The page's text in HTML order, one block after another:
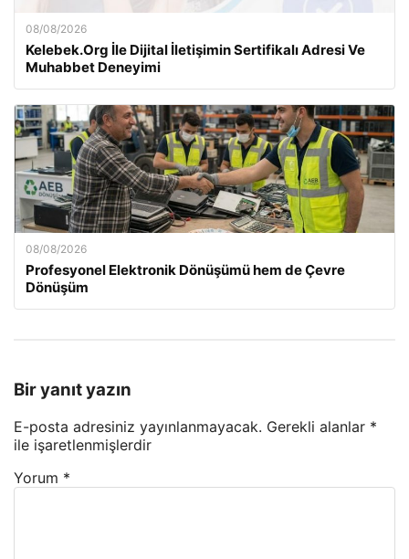
08/08/2026
Kelebek.Org İle Dijital İletişimin Sertifikalı Adresi Ve
Muhabbet Deneyimi
08/08/2026
Profesyonel Elektronik Dönüşümü hem de Çevre
Dönüşüm
Bir yanıt yazın
E-posta adresiniz yayınlanmayacak. Gerekli alanlar *
ile işaretlenmişlerdir
Yorum *